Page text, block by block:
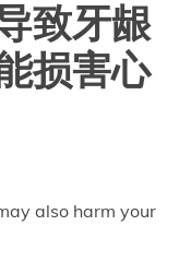
致牙龈
损害心
also harm your